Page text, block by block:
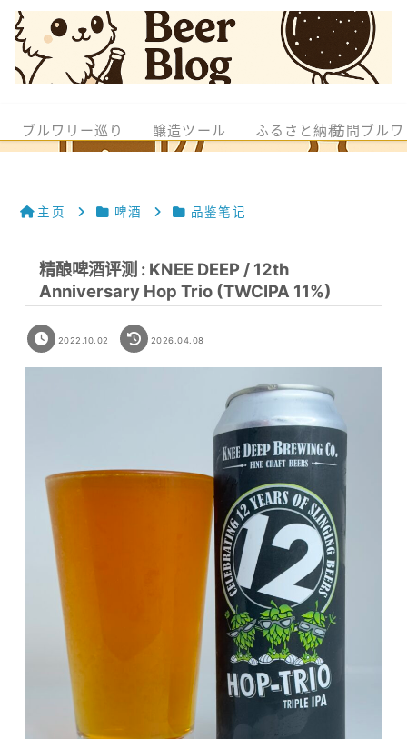
ブルワリー巡り 醸造ツール ふるさと納税訪問ブル
主页 啤酒 品鉴笔记
精酿啤酒评测 : KNEE DEEP / 12th
Anniversary Hop Trio (TWCIPA 11%)
2022.10.02 2026.04.08